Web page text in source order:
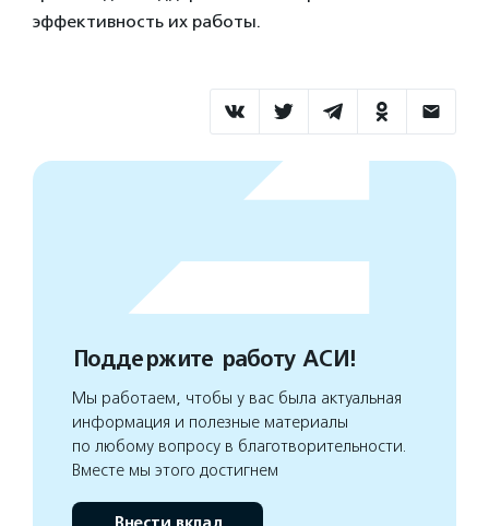
эффективность их работы.
Поддержите работу АСИ!
Мы работаем, чтобы у вас была актуальная
информация и полезные материалы
по любому вопросу в благотворительности.
Вместе мы этого достигнем